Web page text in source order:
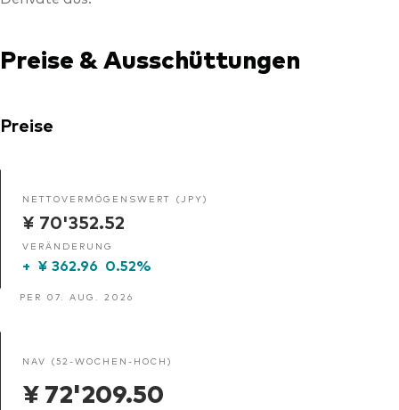
Preise & Ausschüttungen
Preise
NETTOVERMÖGENSWERT (JPY)
¥ 70'352.52
VERÄNDERUNG
+ ¥ 362.96 0.52%
PER 07. AUG. 2026
NAV (52-WOCHEN-HOCH)
¥ 72'209.50